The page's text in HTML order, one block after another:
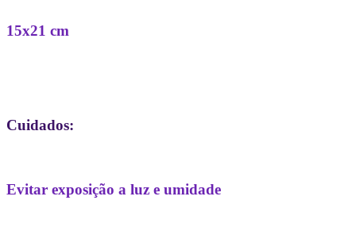
15x21 cm
Cuidados:
Evitar exposição a luz e umidade